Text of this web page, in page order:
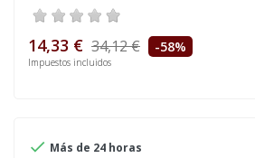
14,33 € 34,12 € -58%
Impuestos incluidos
 Más de 24 horas